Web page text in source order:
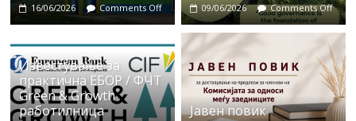
16/06/2026 Comments Off 09/06/2026 Comments Off
Известување за
практична ЕБОР / ФЧТ
Green & Growth
работилница
Јавен повик